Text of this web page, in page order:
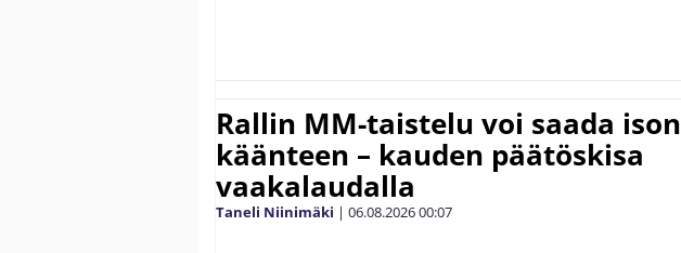
Rallin MM-taistelu voi saada ison
käänteen – kauden päätöskisa
vaakalaudalla
Taneli Niinimäki | 06.08.202600:07